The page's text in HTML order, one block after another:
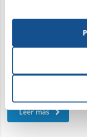
Leer más